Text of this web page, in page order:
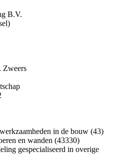
B.V.
Zweers
in de bouw (43)
en wanden (43330)
gespecialiseerd in overige